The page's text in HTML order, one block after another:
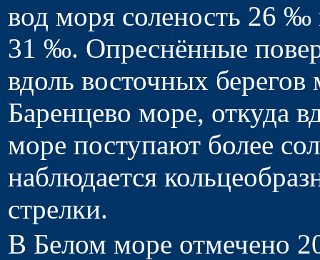
вод моря соленость 26
31 ‰. Опреснённые
вдоль восточных
Баренцево море, откуда
море поступают более
наблюдается
стрелки.
В Белом море отмечено